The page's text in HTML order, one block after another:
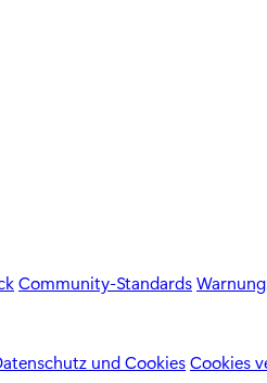
Community-Standards
und CookiesCookies